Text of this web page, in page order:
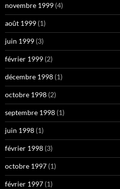
novembre 1999 (4)
août 1999 (1)
juin 1999 (3)
février 1999 (2)
décembre 1998 (1)
octobre 1998 (2)
septembre 1998 (1)
juin 1998 (1)
février 1998 (3)
octobre 1997 (1)
février 1997 (1)